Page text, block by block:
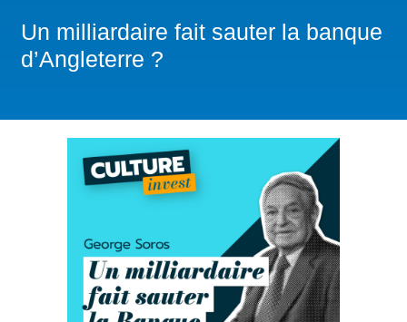
Un milliardaire fait sauter la banque
d’Angleterre ?